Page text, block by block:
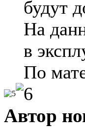
будут
На
в
По
Автор